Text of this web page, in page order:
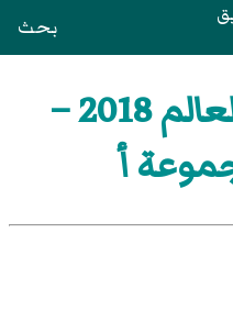
بحث
تصفيات كأس العالم 2018 –
أ